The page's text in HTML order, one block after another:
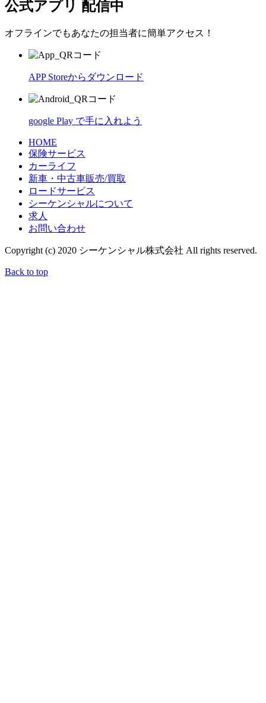
公式アプリ 配信中
オフラインでもあなたの担当者に簡単アクセス！
APP Storeからダウンロード
google Play で手に入れよう
HOME
保険サービス
カーライフ
新車・中古車販売/買取
ロードサービス
シーケンシャルについて
求人
お問い合わせ
Copyright (c) 2020 シーケンシャル株式会社 All rights reserved.
Back to top